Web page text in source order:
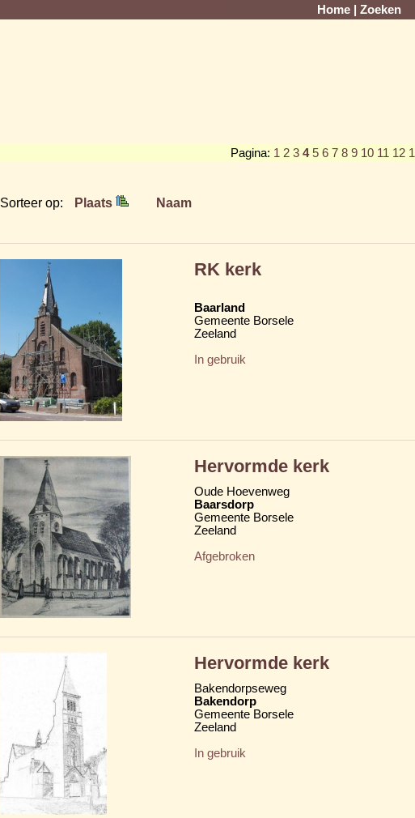
Home Zoeken
Pagina: 1 2 3 4 5 6 7 8 9 10 11 12
Sorteer op: Plaats Naam
RK kerk
Baarland
Gemeente Borsele
Zeeland
In gebruik
Hervormde kerk
Oude Hoevenweg
Baarsdorp
Gemeente Borsele
Zeeland
Afgebroken
Hervormde kerk
Bakendorpseweg
Bakendorp
Gemeente Borsele
Zeeland
In gebruik